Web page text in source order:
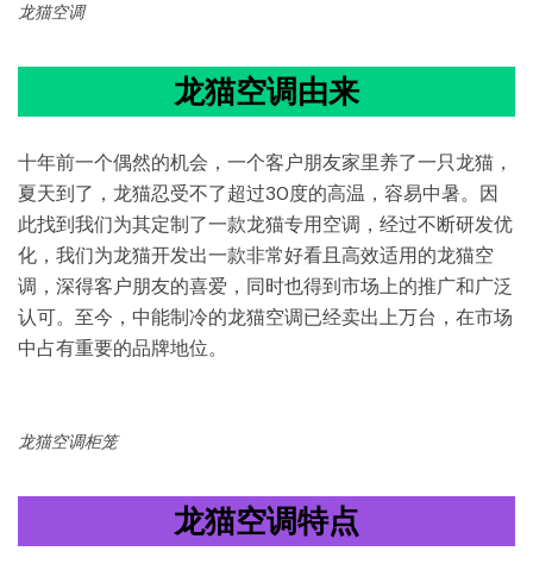
龙猫空调
龙猫空调由来
十年前一个偶然的机会，一个客户朋友家里养了一只龙猫，
夏天到了，龙猫忍受不了超过30度的高温，容易中暑。因
此找到我们为其定制了一款龙猫专用空调，经过不断研发优
化，我们为龙猫开发出一款非常好看且高效适用的龙猫空
调，深得客户朋友的喜爱，同时也得到市场上的推广和广泛
认可。至今，中能制冷的龙猫空调已经卖出上万台，在市场
中占有重要的品牌地位。
龙猫空调柜笼
龙猫空调特点